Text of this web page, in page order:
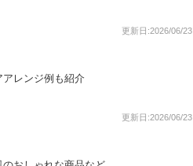
更新日:2026/06/23
レンジ例も紹介
更新日:2026/06/23